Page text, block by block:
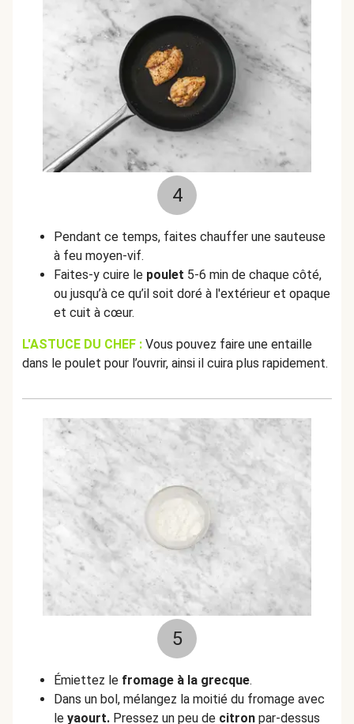
4
Pendant ce temps, faites chauffer une sauteuse
à feu moyen-vif.
Faites-y cuire le poulet 5-6 min de chaque côté,
ou jusqu’à ce qu’il soit doré à l'extérieur et opaque
et cuit à cœur.
L'ASTUCE DU CHEF : Vous pouvez faire une entaille
dans le poulet pour l’ouvrir, ainsi il cuira plus rapidement.
5
Émiettez le fromage à la grecque.
Dans un bol, mélangez la moitié du fromage avec
le yaourt. Pressez un peu de citron par-dessus